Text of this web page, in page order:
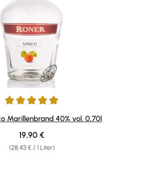
von 4.95 von 5 Sternen
Marillenbrand 40% vol. 0,70l
(28,43 € / 1 Liter)
Regulärer Preis:
19,90 €